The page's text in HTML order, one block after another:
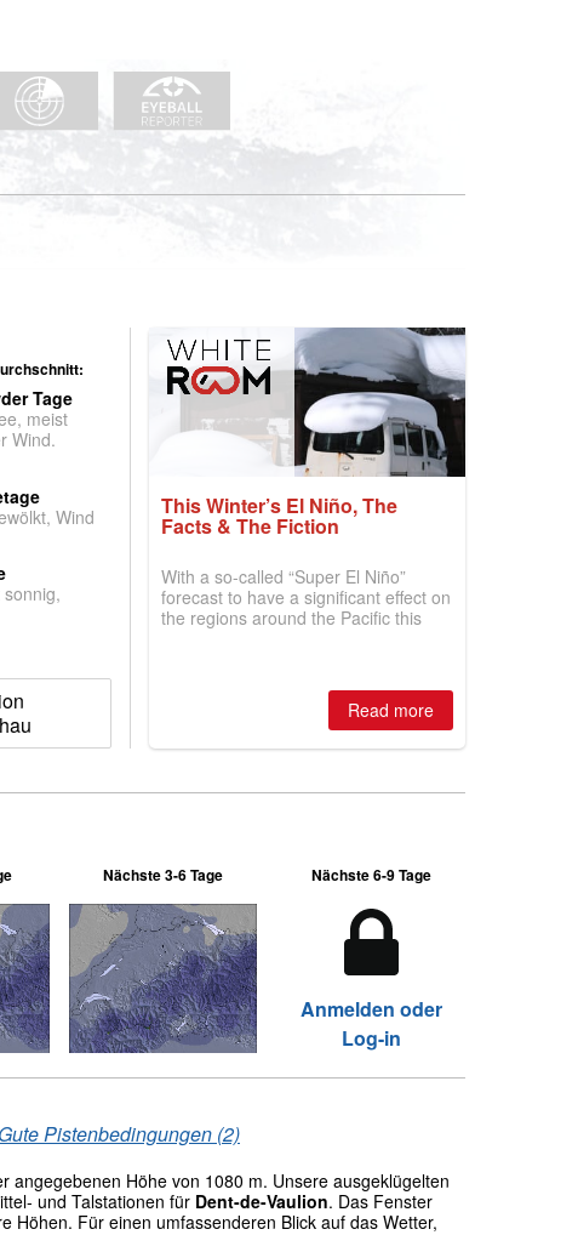
Tage
meist
Wind.
Wind
This Winter’s El Niño, The
Facts & The Fiction
With a so-called “Super El Niño”
forecast to have a significant effect on
the regions around the Pacific this
Read more
Nächste 3-6 Tage Nächste 6-9 Tage
Anmelden oder
Log-in
Gute Pistenbedingungen (2)
angegebenen Höhe von 1080 m. Unsere ausgeklügelten
und Talstationen für Dent-de-Vaulion. Das Fenster
Höhen. Für einen umfassenderen Blick auf das Wetter,